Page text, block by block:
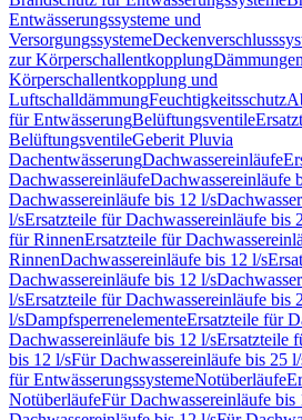
Entwässerungssysteme und
Versorgungssysteme
zur Körperschallentkopplung
Körperschallentkopplung und
LuftschalldämmungFeuchtigkeitsschutz
für EntwässerungBelüftungsventile
BelüftungsventileGeberit Pluvia
DachentwässerungDachwassereinläufe
DachwassereinläufeDachwassereinläufe
Dachwassereinläufe bis 12 l/s
l/sErsatzteile für Dachwassereinläufe bis
für RinnenErsatzteile für
RinnenDachwassereinläufe bis 12 l/s
Dachwassereinläufe bis 12 l/s
l/sErsatzteile für Dachwassereinläufe bis
l/sDampfsperrenelementeErsatzteile für
Dachwassereinläufe bis 12 l/sErsatzteile
bis 12 l/sFür Dachwassereinläufe bis 25
für EntwässerungssystemeNotüberläufe
NotüberläufeFür Dachwassereinläufe bis